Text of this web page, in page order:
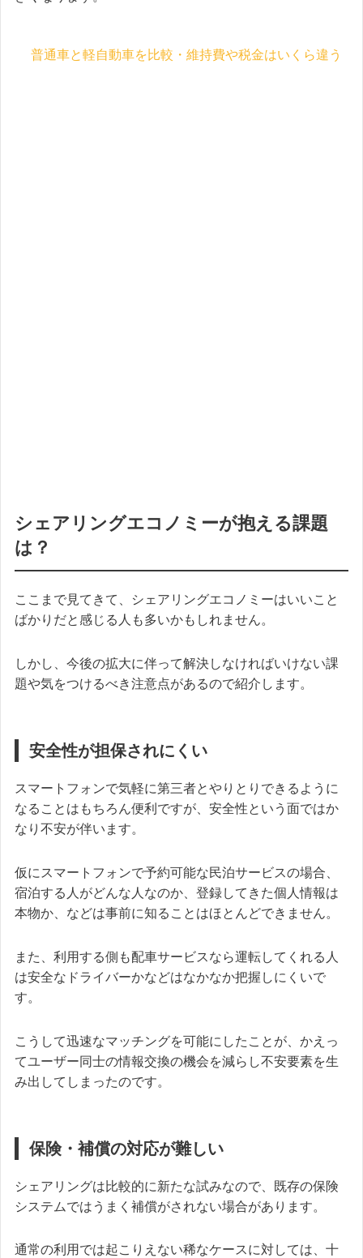
普通車と軽自動車を比較・維持費や税金はいくら違う
シェアリングエコノミーが抱える課題
は？
ここまで見てきて、シェアリングエコノミーはいいこと
ばかりだと感じる人も多いかもしれません。
しかし、今後の拡大に伴って解決しなければいけない課
題や気をつけるべき注意点があるので紹介します。
安全性が担保されにくい
スマートフォンで気軽に第三者とやりとりできるように
なることはもちろん便利ですが、安全性という面ではか
なり不安が伴います。
仮にスマートフォンで予約可能な民泊サービスの場合、
宿泊する人がどんな人なのか、登録してきた個人情報は
本物か、などは事前に知ることはほとんどできません。
また、利用する側も配車サービスなら運転してくれる人
は安全なドライバーかなどはなかなか把握しにくいで
す。
こうして迅速なマッチングを可能にしたことが、かえっ
てユーザー同士の情報交換の機会を減らし不安要素を生
み出してしまったのです。
保険・補償の対応が難しい
シェアリングは比較的に新たな試みなので、既存の保険
システムではうまく補償がされない場合があります。
通常の利用では起こりえない稀なケースに対しては、十